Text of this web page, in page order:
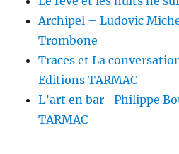
Archipel – Ludovic
Trombone
Traces et La
Editions TARMAC
L’art en bar -Philippe
TARMAC